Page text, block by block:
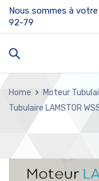
Nous sommes à
92-79
Home Moteur
Tubulaire LAMSTOR